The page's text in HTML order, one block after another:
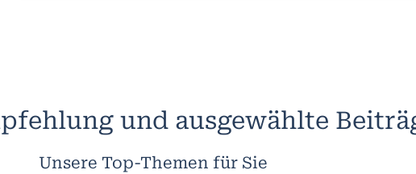
und ausgewählte
Unsere Top-Themen für Sie